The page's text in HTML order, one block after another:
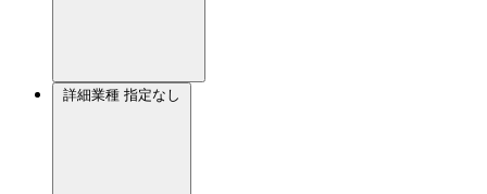
詳細業種 指定なし